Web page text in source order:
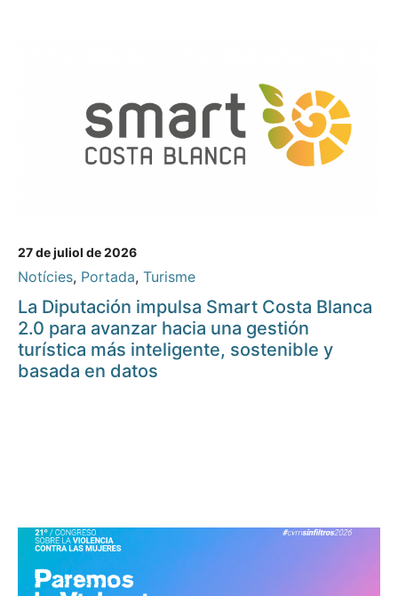
27 de juliol de 2026
Notícies, Portada, Turisme
La Diputación impulsa Smart Costa Blanca
2.0 para avanzar hacia una gestión
turística más inteligente, sostenible y
basada en datos